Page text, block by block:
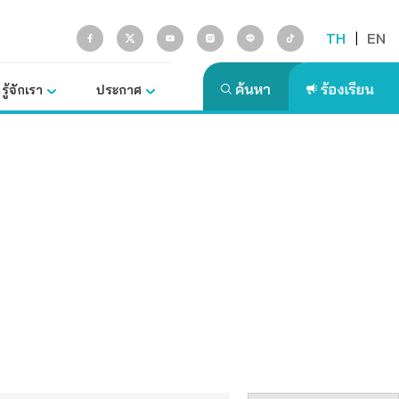
TH | EN
รู้จักเรา ประกาศ